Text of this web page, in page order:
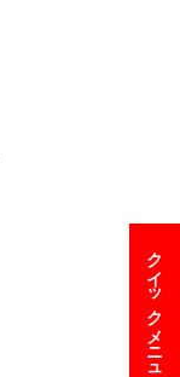
クイックメニュー